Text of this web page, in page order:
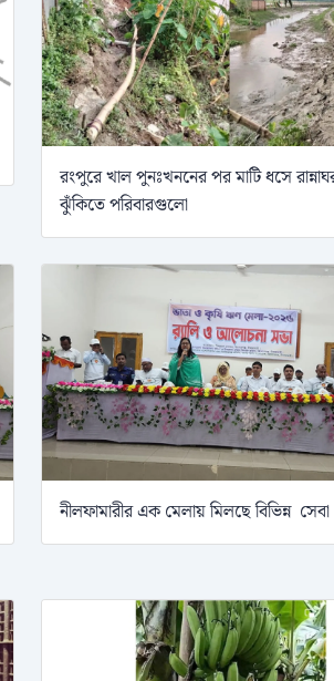
রংপুরে খাল পুনঃখননের পর মাটি ধসে
ঝুঁকিতে পরিবারগুলো
নীলফামারীর এক মেলায় মিলছে বিভিন্ন সেবা